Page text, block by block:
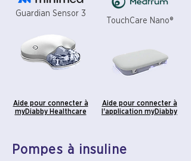
Guardian Sensor 3
Aide pour connecter à
myDiabby Healthcare
TouchCare Nano®
Aide pour connecter à
l'application myDiabby
Pompes à insuline